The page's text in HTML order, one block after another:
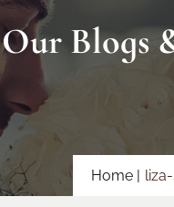
Our Blogs
Home |